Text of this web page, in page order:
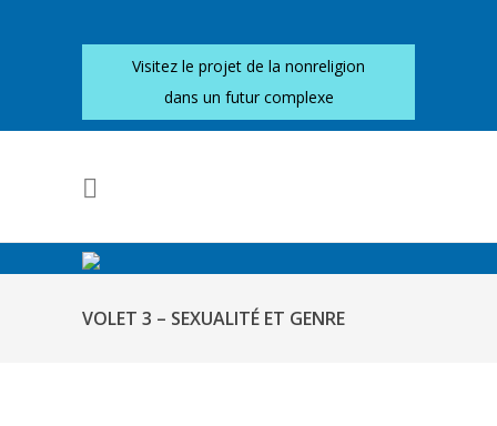
Visitez le projet de la nonreligion
dans un futur complexe
VOLET 3 – SEXUALITÉ ET GENRE